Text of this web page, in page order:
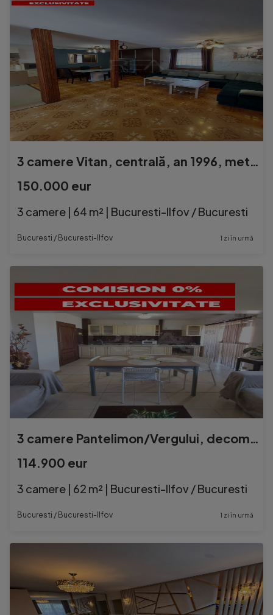
3 camere Vitan, centrală, an 1996, metrou
150.000 eur
3 camere | 64 m² | Bucuresti-Ilfov / Bucuresti
Bucuresti / Bucuresti-Ilfov 1 zi în urmă
3 camere Pantelimon/Vergului, decomandat, 68 mp, reabilitat
114.900 eur
3 camere | 62 m² | Bucuresti-Ilfov / Bucuresti
Bucuresti / Bucuresti-Ilfov 1 zi în urmă